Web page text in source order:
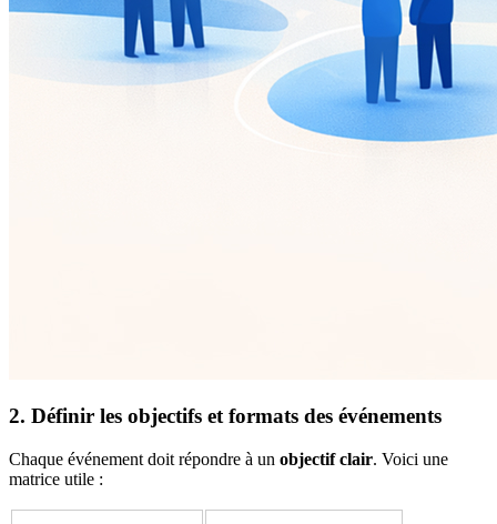
2. Définir les objectifs et formats des événements
Chaque événement doit répondre à un objectif clair. Voici une
matrice utile :